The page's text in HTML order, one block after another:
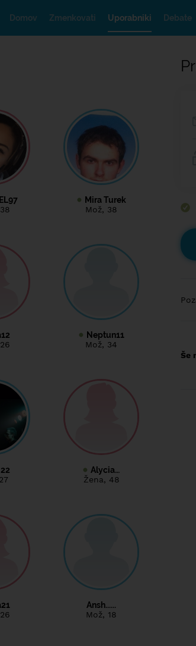
Domov
Zmenkovati Uporabniki Debate
Mira Turek
Mož, 38
Neptun11
Mož, 34
Alycia…
Žena, 48
Ansh......
Mož, 18
Še